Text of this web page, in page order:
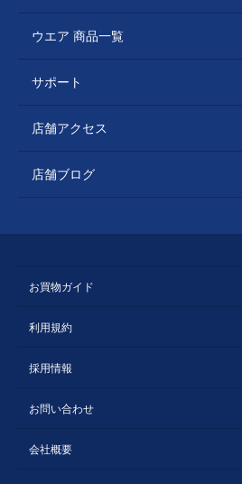
ウエア 商品一覧
サポート
店舗アクセス
店舗ブログ
お買物ガイド
利用規約
採用情報
お問い合わせ
会社概要